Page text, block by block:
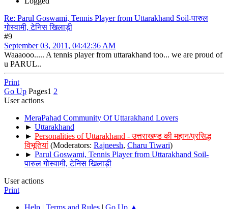
Re: Parul Goswami, Tennis Player from Uttarakhand Soil-पारुल
गोस्वामी, टेनिस खिलाड़ी
#9
September 03, 2011, 04:42:36 AM
Waaaooo..... A tennis player from uttarakhand too... we are proud of
u PARUL..
Print
Go Up Pages1 2
User actions
MeraPahad Community Of Uttarakhand Lovers
► Uttarakhand
► Personalities of Uttarakhand - उत्तराखण्ड की महान/प्रसिद्ध
विभूतियां (Moderators: Rajneesh, Charu Tiwari)
► Parul Goswami, Tennis Player from Uttarakhand Soil-
पारुल गोस्वामी, टेनिस खिलाड़ी
User actions
Print
Help | Terms and Rules | Go Up ▲